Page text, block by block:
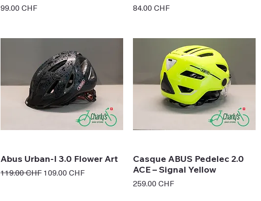
Prix
99.00 CHF Prix
84.00 CHF
Abus Urban-I 3.0 Flower Art
Prix original
119.00 CHF Prix promotionnel
109.00 CHF
Casque ABUS Pedelec 2.0
ACE – Signal Yellow
Prix
259.00 CHF